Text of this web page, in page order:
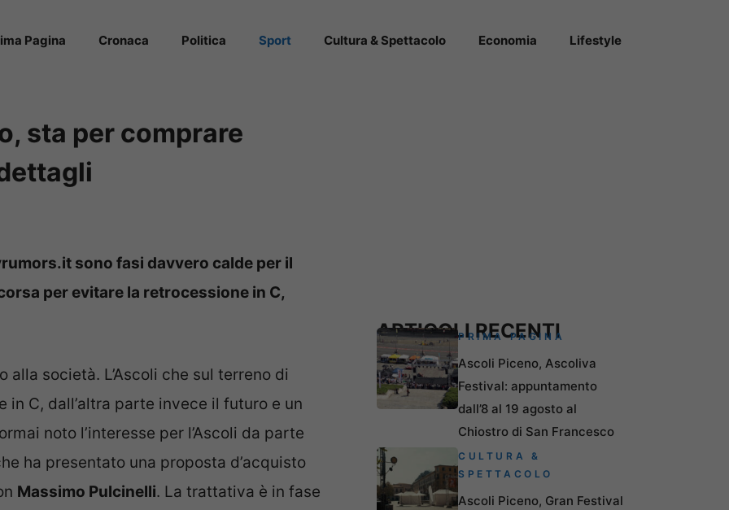
Pagina Cronaca Politica Sport Cultura & Spettacolo Economia Lifestyle
sta per comprare
sono fasi davvero calde per il
per evitare la retrocessione in C,
società. L’Ascoli che sul terreno di
C, dall’altra parte invece il futuro e un
noto l’interesse per l’Ascoli da parte
ha presentato una proposta d’acquisto
Massimo Pulcinelli. La trattativa è in fase
ARTICOLI RECENTI
PRIMA PAGINA
Ascoli Piceno, Ascoliva
Festival: appuntamento
dall’8 al 19 agosto al
Chiostro di San Francesco
CULTURA &
SPETTACOLO
Ascoli Piceno, Gran Festival